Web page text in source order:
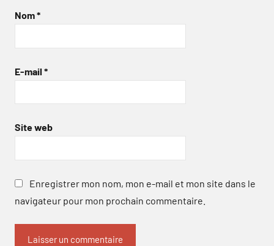
Nom*
E-mail *
Site web
Enregistrer mon nom, mon e-mail et mon site dans le
navigateur pour mon prochain commentaire.